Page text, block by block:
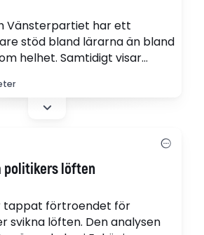
Vänsterpartiet har ett
stöd bland lärarna än bland
helhet. Samtidigt visar
bland lärare än
politikers löften
tappat förtroendet för
svikna löften. Den analysen